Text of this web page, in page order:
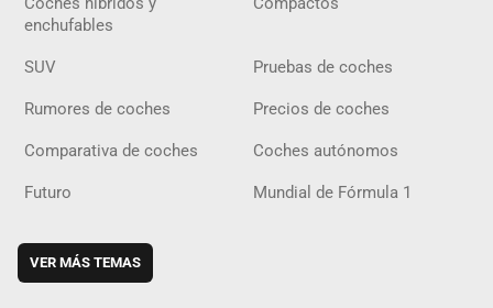
enchufables
SUV Pruebas de coches
Rumores de coches Precios de coches
Comparativa de coches Coches autónomos
Futuro Mundial de Fórmula 1
VER MÁS TEMAS